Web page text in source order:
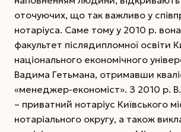
оточуючих, що так важливо у
нотаріуса. Саме тому у 2010 р. вона
факультет післядипломної освіти
національного економічного
Вадима Гетьмана, отримавши
«менеджер-економіст». З 2010 р.
– приватний нотаріус Київського
нотаріального округу, а також